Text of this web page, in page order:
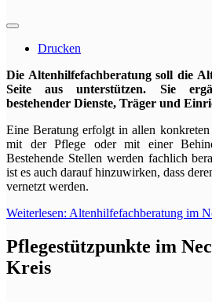
Drucken
Die Altenhilfefachberatung soll die
Seite aus unterstützen. Sie
bestehender Dienste, Träger und
Eine Beratung erfolgt in allen
mit der Pflege oder mit einer
Bestehende Stellen werden fachlich
ist es auch darauf hinzuwirken, dass
vernetzt werden.
Weiterlesen: Altenhilfefachberatung im
Pflegestützpunkte im
Kreis